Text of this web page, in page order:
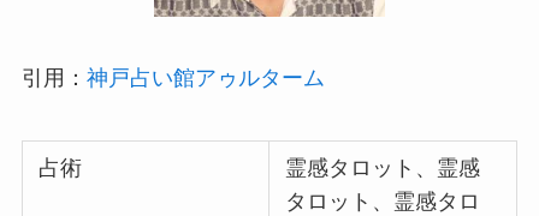
引用： 神戸占い館アゥルターム
占術
霊感タロット、霊感
タロット、霊感タロ